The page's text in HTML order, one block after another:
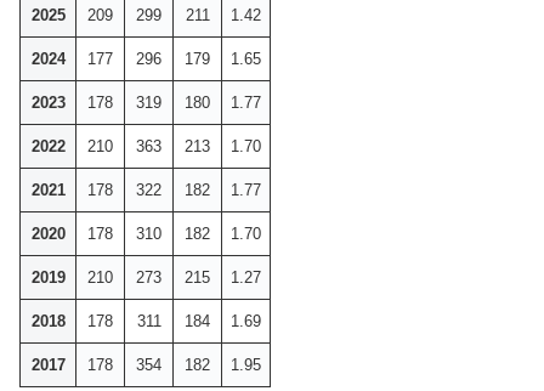
2025 209 299 211 1.42
2024 177 296 179 1.65
2023 178 319 180 1.77
2022 210 363 213 1.70
2021 178 322 182 1.77
2020 178 310 182 1.70
2019 210 273 215 1.27
2018 178 311 184 1.69
2017 178 354 182 1.95